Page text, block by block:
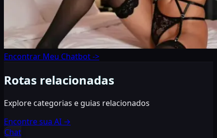
Encontrar Meu Chatbot->
Rotas relacionadas
Explore categorias e guias relacionados
Encontre sua AI →
Chat